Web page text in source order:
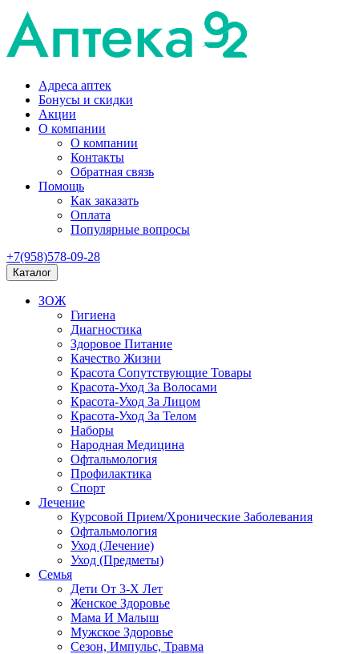
Адреса аптек
Бонусы и скидки
Акции
О компании
О компании
Контакты
Обратная связь
Помощь
Как заказать
Оплата
Популярные вопросы
+7(958)578-09-28
Каталог
ЗОЖ
Гигиена
Диагностика
Здоровое Питание
Качество Жизни
Красота Сопутствующие Товары
Красота-Уход За Волосами
Красота-Уход За Лицом
Красота-Уход За Телом
Наборы
Народная Медицина
Офтальмология
Профилактика
Спорт
Лечение
Курсовой Прием/Хронические Заболевания
Офтальмология
Уход (Лечение)
Уход (Предметы)
Семья
Дети От 3-Х Лет
Женское Здоровье
Мама И Малыш
Мужское Здоровье
Сезон, Импульс, Травма